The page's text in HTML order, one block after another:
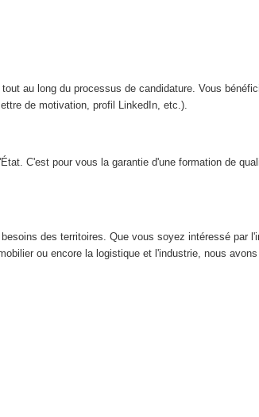
au long du processus de candidature. Vous
de motivation, profil LinkedIn, etc.).
C'est pour vous la garantie d'une formation de
des territoires. Que vous soyez intéressé par
ou encore la logistique et l'industrie, nous